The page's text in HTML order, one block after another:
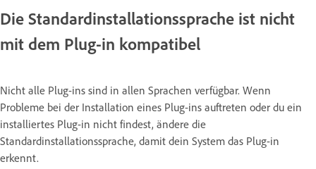
Die Standardinstallationssprache ist nicht
mit dem Plug-in kompatibel
Nicht alle Plug-ins sind in allen Sprachen verfügbar. Wenn
Probleme bei der Installation eines Plug-ins auftreten oder du ein
installiertes Plug-in nicht findest, ändere die
Standardinstallationssprache, damit dein System das Plug-in
erkennt.